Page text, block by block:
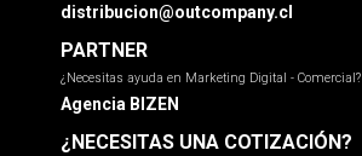
distribucion@outcompany.cl
PARTNER
¿Necesitas ayuda en Marketing Digital - Comercial?
Agencia BIZEN
¿NECESITAS UNA COTIZACIÓN?